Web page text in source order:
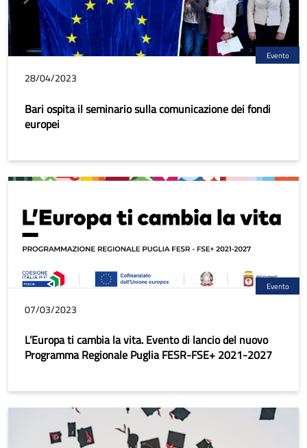
Evento
28/04/2023
Bari ospita il seminario sulla comunicazione dei fondi
europei
Evento
07/03/2023
L’Europa ti cambia la vita. Evento di lancio del nuovo
Programma Regionale Puglia FESR-FSE+ 2021-2027